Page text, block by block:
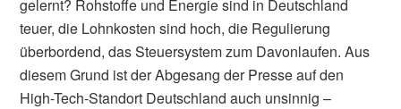
gelernt? Rohstoffe und Energie sind in Deutschland
teuer, die Lohnkosten sind hoch, die Regulierung
überbordend, das Steuersystem zum Davonlaufen. Aus
diesem Grund ist der Abgesang der Presse auf den
High-Tech-Standort Deutschland auch unsinnig –